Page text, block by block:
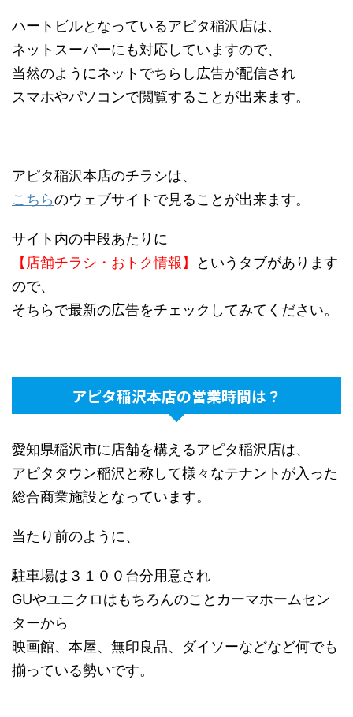
ハートビルとなっているアピタ稲沢店は、
ネットスーパーにも対応していますので、
当然のようにネットでちらし広告が配信され
スマホやパソコンで閲覧することが出来ます。
アピタ稲沢本店のチラシは、
こちらのウェブサイトで見ることが出来ます。
サイト内の中段あたりに
【店舗チラシ・おトク情報】
というタブがあります
ので、
そちらで最新の広告をチェックしてみてください。
アピタ稲沢本店の営業時間は？
愛知県稲沢市に店舗を構えるアピタ稲沢店は、
アピタタウン稲沢と称して様々なテナントが入った
総合商業施設となっています。
当たり前のように、
駐車場は３１００台分用意され
GUやユニクロはもちろんのことカーマホームセン
ターから
映画館、本屋、無印良品、ダイソーなどなど何でも
揃っている勢いです。